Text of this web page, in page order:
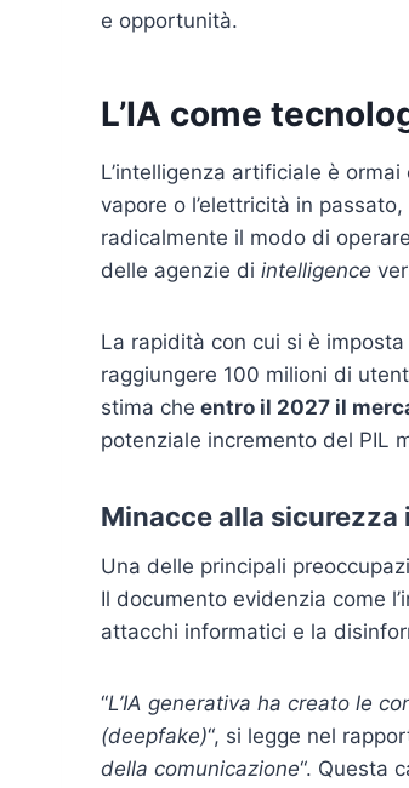
e opportunità.
L’IA come
L’intelligenza artificiale è
vapore o l’elettricità in
radicalmente il modo di
delle agenzie di intelligence
La rapidità con cui si è
raggiungere 100 milioni di
stima che entro il 2027 il
potenziale incremento del PIL
Minacce alla
Una delle principali
Il documento evidenzia come
attacchi informatici e la
“L’IA generativa ha creato le
(deepfake)“, si legge nel
della comunicazione“. Questa